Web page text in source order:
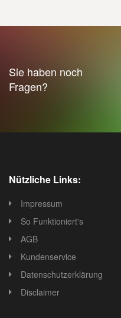
Sie haben noch
Fragen?
Nützliche Links:
Impressum
So Funktioniert's
AGB
Kundenservice
Datenschutzerklärung
Disclaimer